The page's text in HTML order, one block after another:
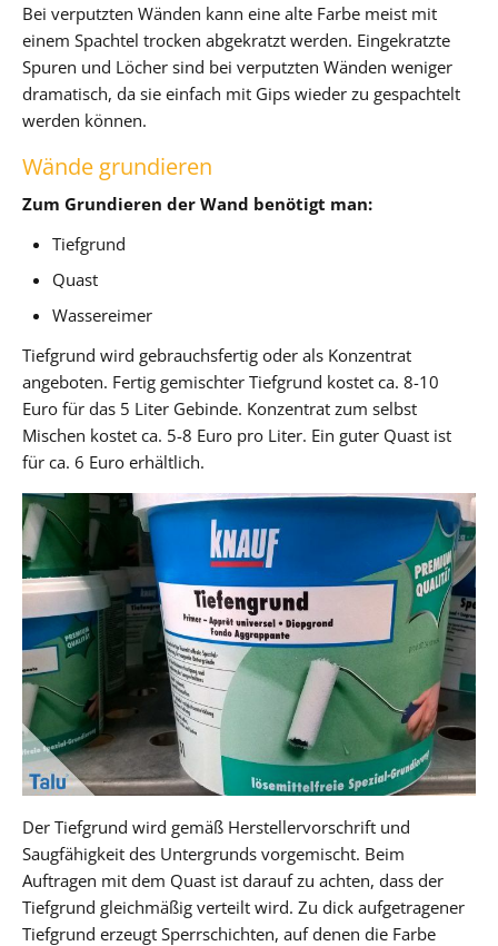
Bei verputzten Wänden kann eine alte Farbe meist mit
einem Spachtel trocken abgekratzt werden. Eingekratzte
Spuren und Löcher sind bei verputzten Wänden weniger
dramatisch, da sie einfach mit Gips wieder zu gespachtelt
werden können.
Wände grundieren
Zum Grundieren der Wand benötigt man:
Tiefgrund
Quast
Wassereimer
Tiefgrund wird gebrauchsfertig oder als Konzentrat
angeboten. Fertig gemischter Tiefgrund kostet ca. 8-10
Euro für das 5 Liter Gebinde. Konzentrat zum selbst
Mischen kostet ca. 5-8 Euro pro Liter. Ein guter Quast ist
für ca. 6 Euro erhältlich.
Der Tiefgrund wird gemäß Herstellervorschrift und
Saugfähigkeit des Untergrunds vorgemischt. Beim
Auftragen mit dem Quast ist darauf zu achten, dass der
Tiefgrund gleichmäßig verteilt wird. Zu dick aufgetragener
Tiefgrund erzeugt Sperrschichten, auf denen die Farbe